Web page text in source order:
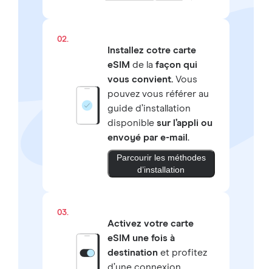
02.
Installez cotre carte
eSIM de la façon qui
vous convient.Vous
pouvez vous référer au
guide d’installation
disponible sur l’appli ou
envoyé par e-mail .
Parcourir les méthodes
d’installation
03.
Activez votre carte
eSIM une fois à
destinationet profitez
d’une connexion